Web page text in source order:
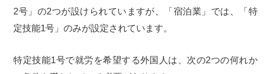
2号」の2つが設けられていますが、「宿泊業」では、「特
定技能1号」のみが設定されています。
特定技能1号で就労を希望する外国人は、次の2つの何れか